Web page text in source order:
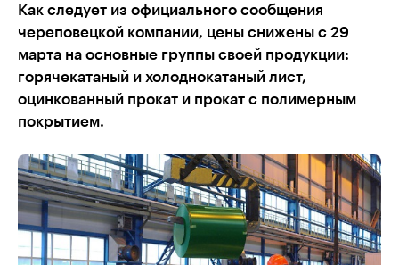
Как следует из официального сообщения
череповецкой компании, цены снижены с 29
марта на основные группы своей продукции:
горячекатаный и холоднокатаный лист,
оцинкованный прокат и прокат с полимерным
покрытием.